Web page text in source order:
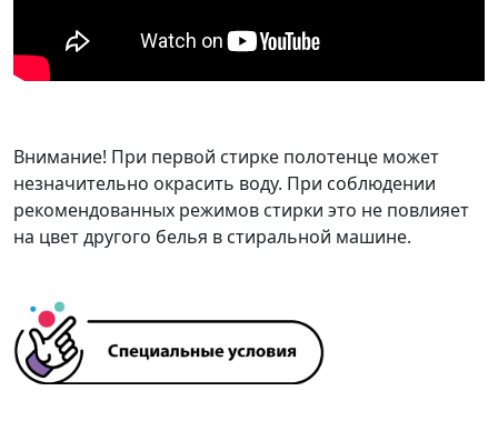
Внимание! При первой стирке полотенце может
незначительно окрасить воду. При соблюдении
рекомендованных режимов стирки это не повлияет
на цвет другого белья в стиральной машине.